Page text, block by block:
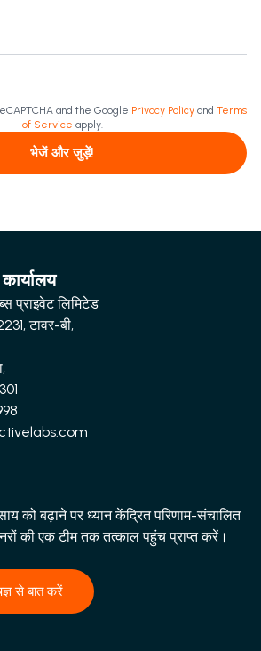
and the Google Privacy Policy and Terms
of Service apply.
भेजें और जुड़ें!
प्राइवेट लिमिटेड
टावर-बी,
को बढ़ाने पर ध्यान केंद्रित परिणाम-संचालित
की एक टीम तक तत्काल पहुंच प्राप्त करें।
से बात करें